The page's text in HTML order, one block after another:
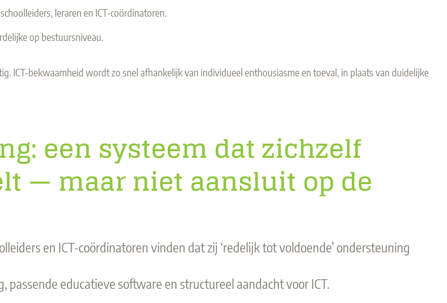
leraren en ICT-coördinatoren.
op bestuursniveau.
ICT-bekwaamheid wordt zo snel afhankelijk van individueel enthousiasme en toeval, in plaats van duidelijke
een systeem dat zichzelf
— maar niet aansluit op de
en ICT-coördinatoren vinden dat zij ‘redelijk tot voldoende’ ondersteuning
passende educatieve software en structureel aandacht voor ICT.